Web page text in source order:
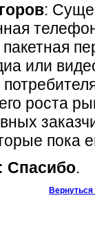
:
или
роста
пока
Спасибо.